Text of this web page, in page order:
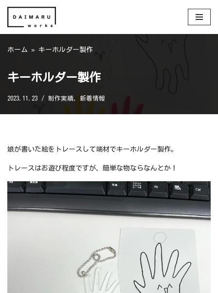
コ
テ
ツ
ス
ホーム » キーホルダー製作
キーホルダー製作
2023.11.23 制作実績, 新着情報
娘が書いた絵をトレースして端材でキーホルダー製作。
トレースはお遊び程度ですが、簡単な物ならなんとか！